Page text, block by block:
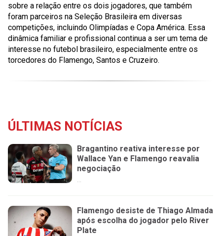
sobre a relação entre os dois jogadores, que também
foram parceiros na Seleção Brasileira em diversas
competições, incluindo Olimpíadas e Copa América. Essa
dinâmica familiar e profissional continua a ser um tema de
interesse no futebol brasileiro, especialmente entre os
torcedores do Flamengo, Santos e Cruzeiro.
ÚLTIMAS NOTÍCIAS
Bragantino reativa interesse por
Wallace Yan e Flamengo reavalia
negociação
...
Flamengo desiste de Thiago Almada
após escolha do jogador pelo River
Plate